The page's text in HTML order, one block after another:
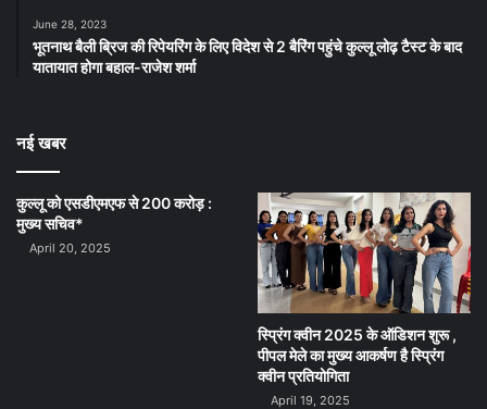
June 28, 2023
भूतनाथ बैली ब्रिज की रिपेयरिंग के लिए विदेश से 2 बैरिंग पहुंचे कुल्लू लोढ़ टैस्ट के बाद
यातायात होगा बहाल-राजेश शर्मा
नई खबर
कुल्लू को एसडीएमएफ से 200 करोड़ :
मुख्य सचिव*
April 20, 2025
स्प्रिंग क्वीन 2025 के ऑडिशन शुरू ,
पीपल मेले का मुख्य आकर्षण है स्प्रिंग
क्वीन प्रतियोगिता
April 19, 2025